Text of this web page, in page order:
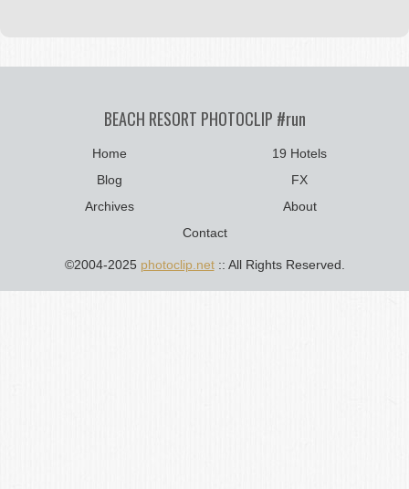
BEACH RESORT PHOTOCLIP #run
Home
19 Hotels
Blog
FX
Archives
About
Contact
©2004-2025 photoclip.net:: All Rights Reserved.